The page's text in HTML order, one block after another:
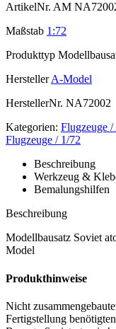
ArtikelNr. AM
Maßstab 1:72
Produkttyp
Hersteller A-Model
HerstellerNr. NA72002
Kategorien: Flugzeuge
Flugzeuge / 1/72
Beschreibung
Werkzeug &
Bemalungshilfen
Beschreibung
Modellbausatz Soviet
Model
Produkthinweise
Nicht
Fertigstellung